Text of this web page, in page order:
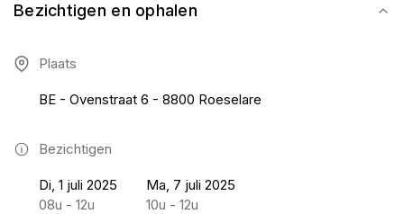
Bezichtigen en ophalen
Plaats
BE - Ovenstraat 6 - 8800 Roeselare
Bezichtigen
Di, 1 juli 2025
08u - 12u
Ma, 7 juli 2025
10u - 12u